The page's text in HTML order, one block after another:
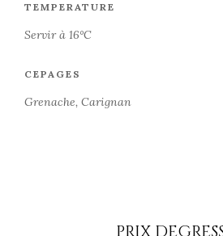
TEMPERATURE
Servir à 16°C
CEPAGES
Grenache, Carignan